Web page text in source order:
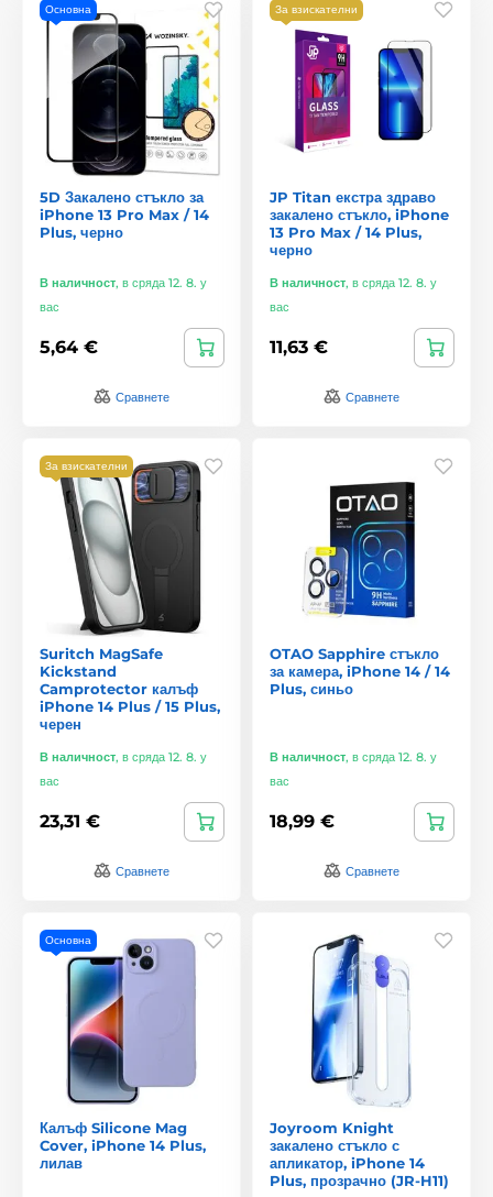
Основна
5D Закалено стъкло за
iPhone 13 Pro Max / 14
Plus, черно
В наличност, в сряда 12. 8. у
вас
5,64 €
Сравнете
За взискателни
JP Titan екстра здраво
закалено стъкло, iPhone
13 Pro Max / 14 Plus,
черно
В наличност, в сряда 12. 8. у
вас
11,63 €
Сравнете
За взискателни
Suritch MagSafe
Kickstand
Camprotector калъф
iPhone 14 Plus / 15 Plus,
черен
В наличност, в сряда 12. 8. у
вас
23,31 €
Сравнете
OTAO Sapphire стъкло
за камера, iPhone 14 / 14
Plus, синьо
В наличност, в сряда 12. 8. у
вас
18,99 €
Сравнете
Основна
Калъф Silicone Mag
Cover, iPhone 14 Plus,
лилав
Joyroom Knight
закалено стъкло с
апликатор, iPhone 14
Plus, прозрачно (JR-H11)